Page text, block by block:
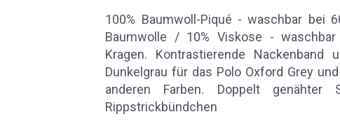
100% Baumwoll-Piqué - waschbar bei
Baumwolle / 10% Viskose - waschbar
Kragen. Kontrastierende Nackenband
Dunkelgrau für das Polo Oxford Grey
anderen Farben. Doppelt genähter
Rippstrickbündchen